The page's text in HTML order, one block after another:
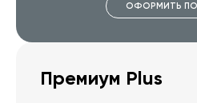
ОФОРМИТЬ
Премиум Plus